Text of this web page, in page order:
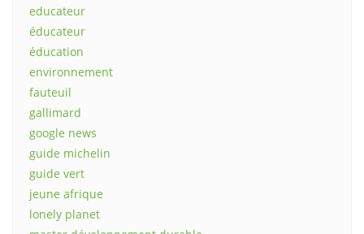
educateur
éducateur
éducation
environnement
fauteuil
gallimard
google news
guide michelin
guide vert
jeune afrique
lonely planet